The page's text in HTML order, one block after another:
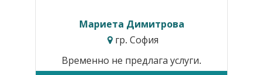
Мариета Димитрова
гр. София
Временно не предлага услуги.